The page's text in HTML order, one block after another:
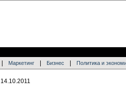
Маркетинг Бизнес Политика и
14.10.2011